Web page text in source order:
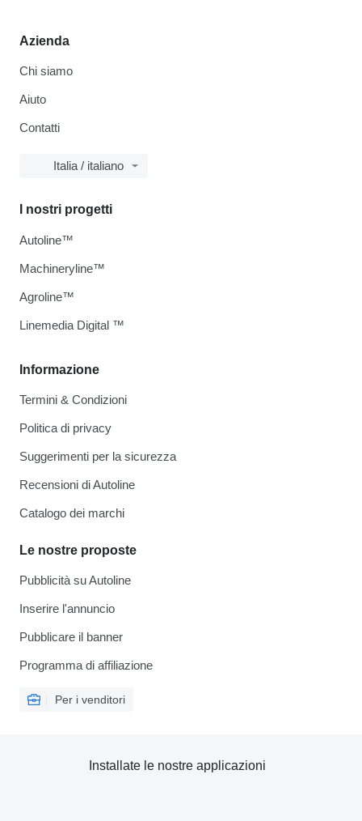
Azienda
Chi siamo
Aiuto
Contatti
Italia / italiano
Informazione
Termini & Condizioni
Politica di privacy
Suggerimenti per la sicurezza
Recensioni di Autoline
Catalogo dei marchi
Le nostre proposte
Pubblicità su Autoline
Inserire l'annuncio
Pubblicare il banner
Programma di affiliazione
Per i venditori
I nostri progetti
Autoline™
Machineryline™
Agroline™
Linemedia Digital ™
Installate le nostre applicazioni